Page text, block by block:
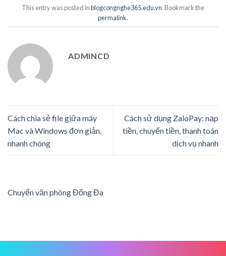
This entry was posted inblogcongnghe365.edu.vn. Bookmark the
permalink.
ADMINCD
Cách chia sẻ file giữa máy
Mac và Windows đơn giản,
nhanh chóng
Cách sử dụng ZaloPay: nạp
tiền, chuyển tiền, thanh toán
dịch vụ nhanh
Chuyển văn phòng Đống Đa